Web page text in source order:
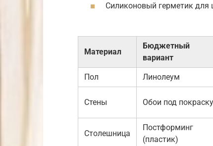
Силиконовый герметик для
Материал
Бюджетный
вариант
Пол Линолеум
Стены Обои под покраску
Столешница
Постформинг
(пластик)